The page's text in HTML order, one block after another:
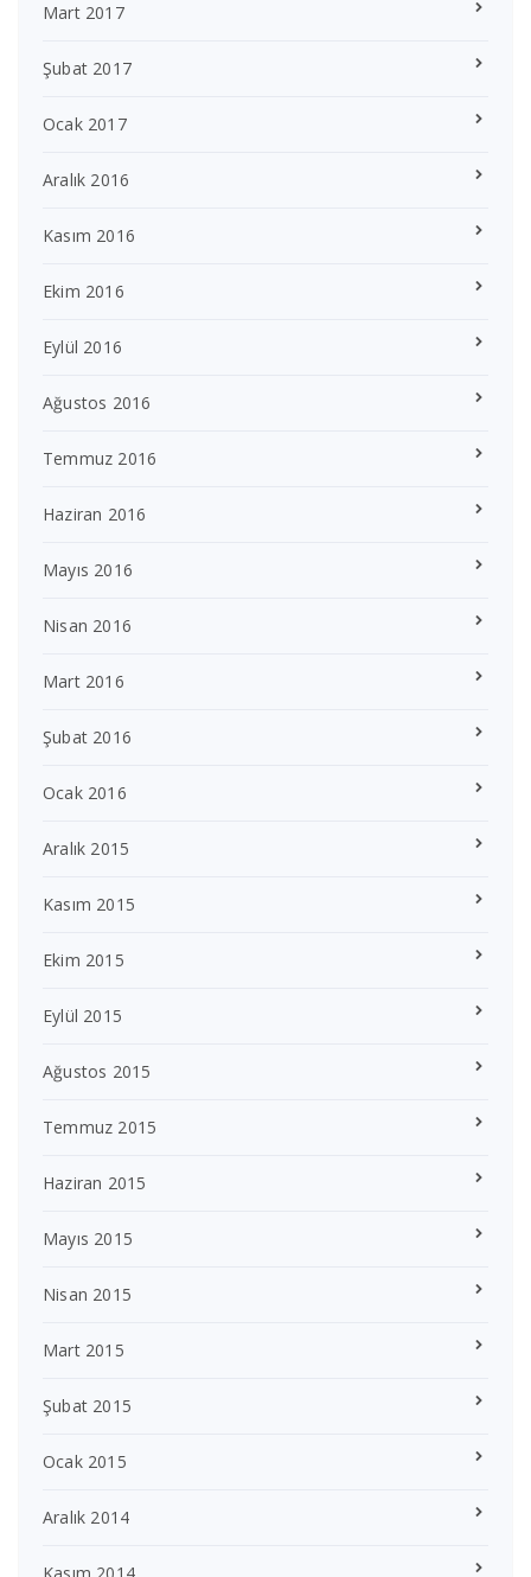
Mart 2017
Şubat 2017
Ocak 2017
Aralık 2016
Kasım 2016
Ekim 2016
Eylül 2016
Ağustos 2016
Temmuz 2016
Haziran 2016
Mayıs 2016
Nisan 2016
Mart 2016
Şubat 2016
Ocak 2016
Aralık 2015
Kasım 2015
Ekim 2015
Eylül 2015
Ağustos 2015
Temmuz 2015
Haziran 2015
Mayıs 2015
Nisan 2015
Mart 2015
Şubat 2015
Ocak 2015
Aralık 2014